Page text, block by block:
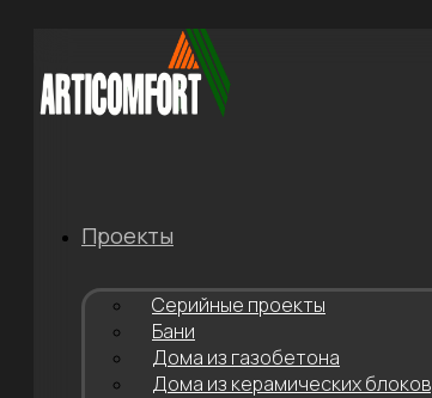
содержимому
Проекты
Серийные проекты
Бани
Дома из газобетона
Дома из керамических блоков